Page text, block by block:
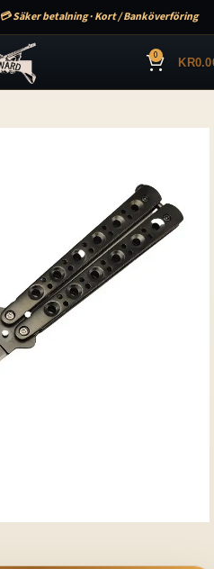
💳 Säker betalning · Kort / Banköverföring
0 KR